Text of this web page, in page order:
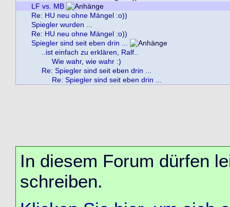
LF vs. MB
Re: HU neu ohne Mängel :o))
Spiegler wurden ...
Re: HU neu ohne Mängel :o))
Spiegler sind seit eben drin ...
..ist einfach zu erklären, Ralf..
Wie wahr, wie wahr :)
Re: Spiegler sind seit eben drin ...
Re: Spiegler sind seit eben drin ...
In diesem Forum dürfen
schreiben.